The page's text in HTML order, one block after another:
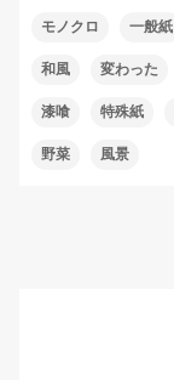
モノクロ 一般紙
和風 変わった
漆喰 特殊紙
野菜 風景